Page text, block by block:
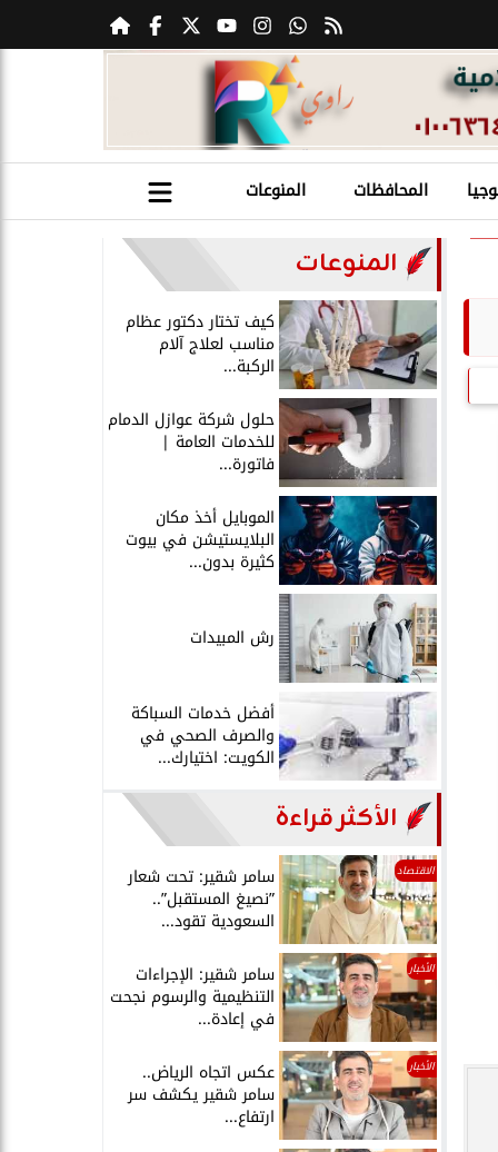
المحافظات المنوعات
المنوعات
كيف تختار دكتور عظام
مناسب لعلاج آلام
الركبة...
حلول شركة عوازل الدمام
للخدمات العامة |
فاتورة...
الموبايل أخذ مكان
البلايستيشن في بيوت
كثيرة بدون...
رش المبيدات
أفضل خدمات السباكة
والصرف الصحي في
الكويت: اختيارك...
الأكثر قراءة
الاقتصاد سامر شقير: تحت شعار
”نصيغ المستقبل”..
السعودية تقود...
الأخبار سامر شقير: الإجراءات
التنظيمية والرسوم نجحت
في إعادة...
الأخبار عكس اتجاه الرياض..
سامر شقير يكشف سر
ارتفاع...